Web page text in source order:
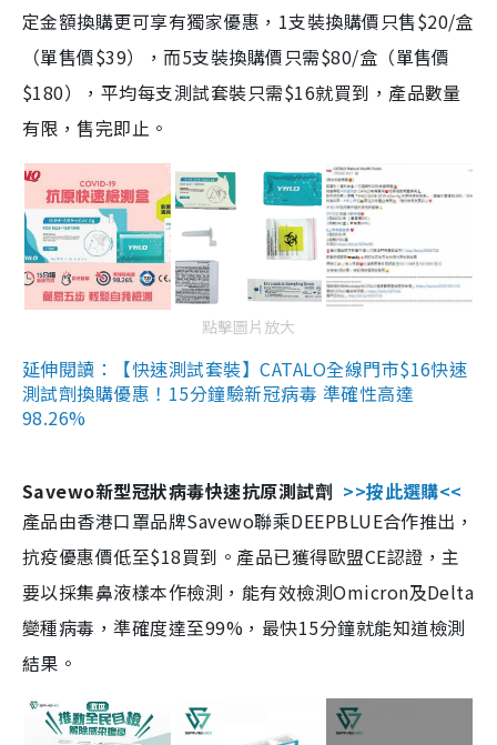
定金額換購更可享有獨家優惠，1支裝換購價只售$20/盒
（單售價$39），而5支裝換購價只需$80/盒（單售價
$180），平均每支測試套裝只需$16就買到，產品數量
有限，售完即止。
點擊圖片放大
延伸閱讀：【快速測試套裝】CATALO全線門市$16快速
測試劑換購優惠！15分鐘驗新冠病毒 準確性高達
98.26%
Savewo新型冠狀病毒快速抗原測試劑 >>按此選購<<
產品由香港口罩品牌Savewo聯乘DEEPBLUE合作推出，
抗疫優惠價低至$18買到。產品已獲得歐盟CE認證，主
要以採集鼻液樣本作檢測，能有效檢測Omicron及Delta
變種病毒，準確度達至99%，最快15分鐘就能知道檢測
結果。